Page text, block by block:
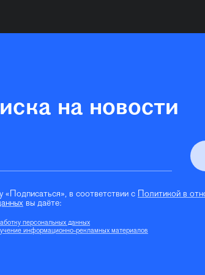
на новости
«Подписаться», в соответствии с Политикой в
вы даёте:
персональных данных
информационно-рекламных материалов